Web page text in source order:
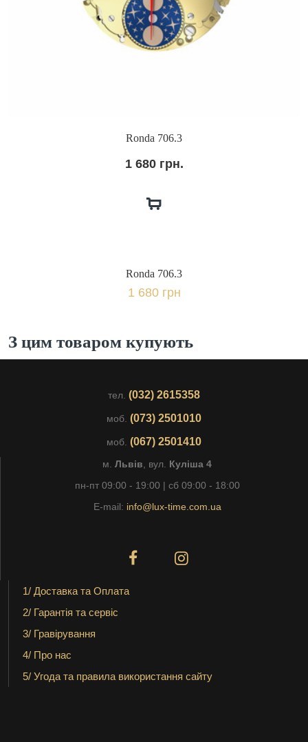
Ronda 706.3
1 680 грн.
Ronda 706.3
1 680 грн
З цим товаром купують
тел. (032) 2615358
моб. (073) 2501010
моб. (067) 2501410
м. Львів , вул. Куліша 4
пн-пт 09:00 - 19:00 | сб 09:00 - 18:00
E-mail: info@lux-time.com.ua
1/ Доставка та Оплата
2/ Гарантія та сервіс
3/ Гравірування
4/ Про нас
5/ Угода та правила використання сайту